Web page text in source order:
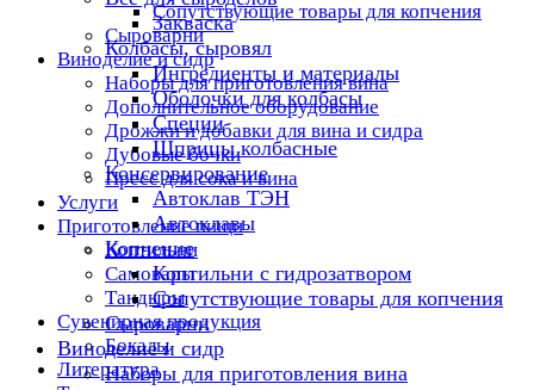
Сопутствующие товары для копчения
Сыроварни
Виноделие и сидр
Наборы для приготовления вина
Дополнительное оборудование
Дрожжи и добавки для вина и сидра
Дубовые бочки
Пресс для сока и вина
Услуги
Приготовление пищи
Коптильни
Самовары
Тандыры
Сувенирная продукция
Бокалы
Литература
Закваска
Колбасы, сыровял
Ингредиенты и материалы
Оболочки для колбасы
Специи
Шприцы колбасные
Консервирование
Автоклав ТЭН
Автоклавы
Копчение
Коптильни с гидрозатвором
Сопутствующие товары для копчения
Сыроварни
Виноделие и сидр
Наборы для приготовления вина